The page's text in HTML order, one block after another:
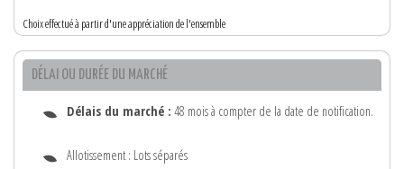
Choix effectué à partir d'une appréciation de l'ensemble
DÉLAI OU DURÉE DU MARCHÉ
Délais du marché : 48 mois à compter de la date de notification.
Allotissement : Lots séparés